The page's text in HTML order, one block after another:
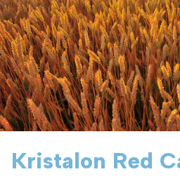
LANDOR Services
Infos
Produits d’étables
Produits
Landor
Evénements
Kristalon Red